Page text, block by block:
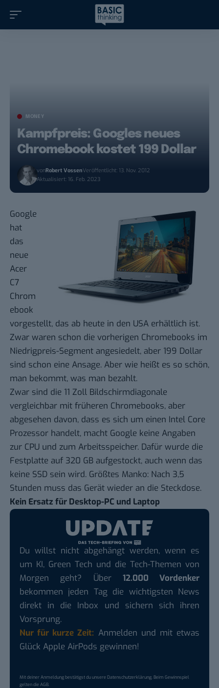
MONEY
Kampfpreis: Googles neues
Chromebook kostet 199 Dollar
vonRobert VossenVeröffentlicht: 13. Nov. 2012
Aktualisiert: 16. Feb. 2023
Google
hat
das
neue
Acer
C7
Chrom
ebook
vorgestellt, das ab heute in den USA erhältlich ist.
Zwar waren schon die vorherigen Chromebooks im
Niedrigpreis-Segment angesiedelt, aber 199 Dollar
sind schon eine Ansage. Aber wie heißt es so schön,
man bekommt, was man bezahlt.
Zwar sind die 11 Zoll Bildschirmdiagonale
vergleichbar mit früheren Chromebooks, aber
abgesehen davon, dass es sich um einen Intel Core
Prozessor handelt, macht Google keine Angaben
zur CPU und zum Arbeitsspeicher. Dafür wurde die
Festplatte auf 320 GB aufgestockt, auch wenn das
keine SSD sein wird. Größtes Manko: Nach 3,5
Stunden muss das Gerät wieder an die Steckdose.
Kein Ersatz für Desktop-PC und Laptop
Du willst nicht abgehängt werden, wenn es
um KI, Green Tech und die Tech-Themen von
Morgen geht? Über 12.000 Vordenker
bekommen jeden Tag die wichtigsten News
direkt in die Inbox und sichern sich ihren
Vorsprung.
Nur für kurze Zeit: Anmelden und mit etwas
Glück Apple AirPods gewinnen!
Mit deiner Anmeldung bestätigst du unsereDatenschutzerklärung. Beim Gewinnspiel
gelten dieAGB.